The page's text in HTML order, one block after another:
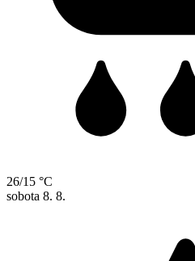
26/15 °C
sobota 8. 8.